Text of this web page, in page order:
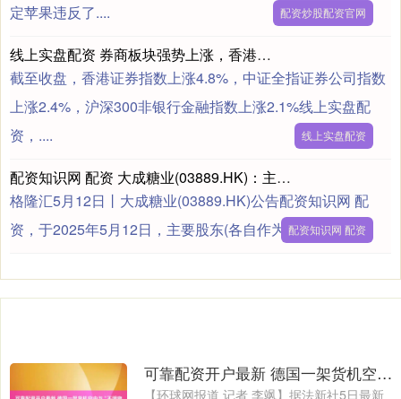
定苹果违反了....
配资炒股配资官网
线上实盘配资 券商板块强势上涨，香港证券ETF（513090）、证券ETF易方达（512570）等产品助力布局板块龙头
截至收盘，香港证券指数上涨4.8%，中证全指证券公司指数
上涨2.4%，沪深300非银行金融指数上涨2.1%线上实盘配
资，....
线上实盘配资
配资知识网 配资 大成糖业(03889.HK)：主要股东向高健行授出2700万元可换股债券的认购期权
格隆汇5月12日丨大成糖业(03889.HK)公告配资知识网 配
资，于2025年5月12日，主要股东(各自作为授出人)与....
配资知识网 配资
可靠配资开户最新 德国一架货机空中与“不明物体”相撞后安全降落
【环球网报道 记者 李飒】据法新社5日最新